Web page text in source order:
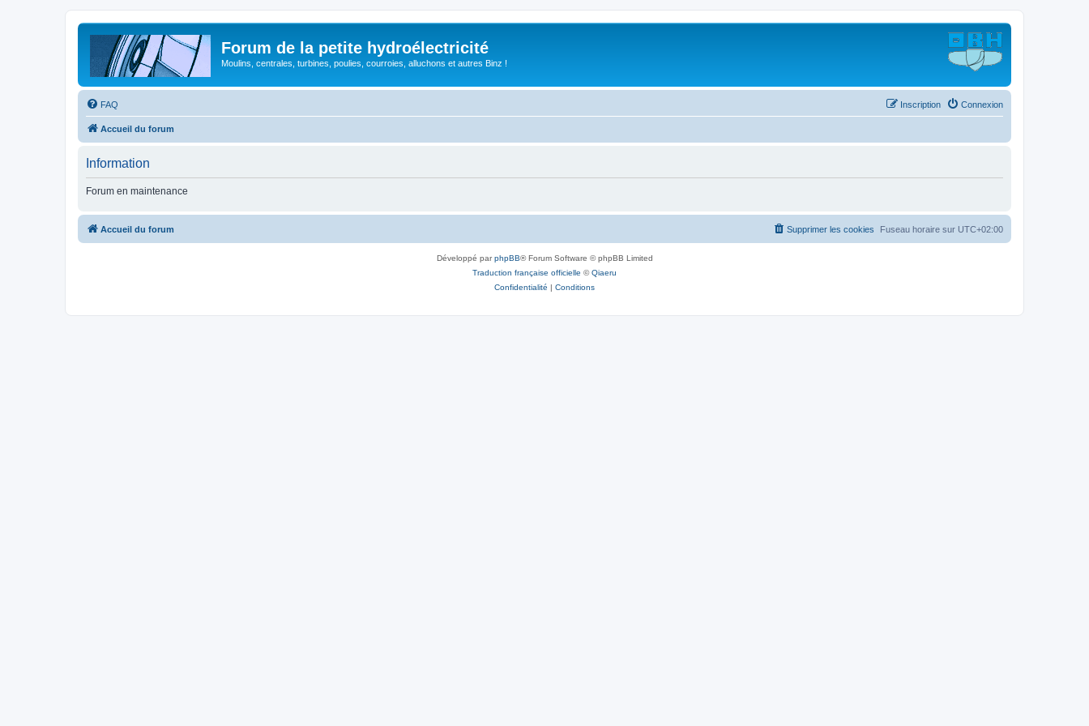
Forum de la petite hydroélectricité
Moulins, centrales, turbines, poulies, courroies, alluchons et autres Binz !
FAQ Connexion
Inscription
Accueil du forum
Information
Forum en maintenance
Accueil du forum Fuseau horaire sur UTC+02:00
Supprimer les cookies
Développé parphpBB® Forum Software © phpBB Limited
Traduction française officielle ©Qiaeru
Confidentialité | Conditions